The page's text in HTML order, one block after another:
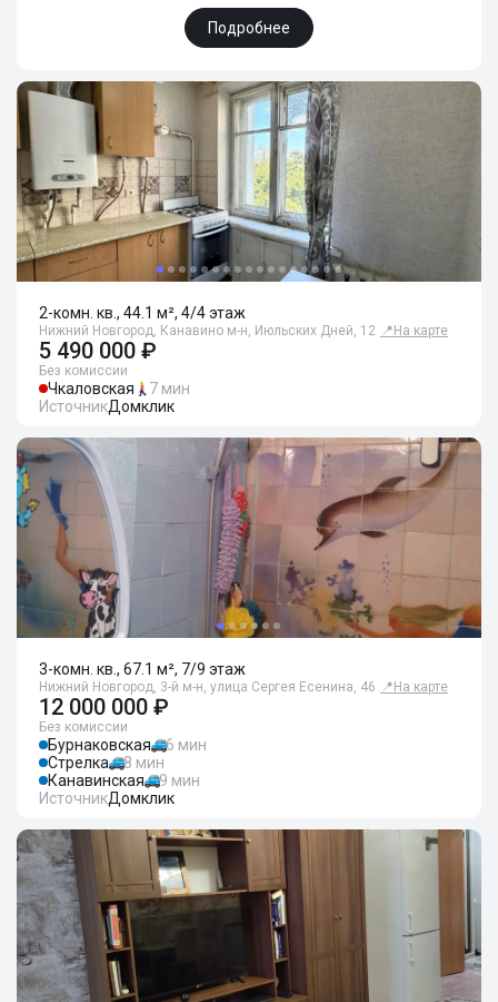
Подробнее
2-комн. кв., 44.1 м², 4/4 этаж
Нижний Новгород, Канавино м-н, Июльских Дней, 12 📍 На карте
5 490 000 ₽
Без комиссии
Чкаловская
7 мин
ИсточникДомклик
3-комн. кв., 67.1 м², 7/9 этаж
Нижний Новгород, 3-й м-н, улица Сергея Есенина, 46 📍 На карте
12 000 000 ₽
Без комиссии
Бурнаковская
6 мин
Стрелка
8 мин
Канавинская
9 мин
ИсточникДомклик